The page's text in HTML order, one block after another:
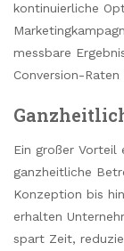
kontinuierliche
messbare
Conversion-
Ein großer Vorteil
ganzheitliche
Konzeption bis
erhalten
spart Zeit,